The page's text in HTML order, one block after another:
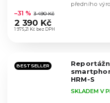
hodnocení
produktu
je
hvězdiček.
1 975,21 Kč bez DPH
–31 % 3 490 Kč
2 390 Kč
předního
BESTSELLER
HRM-S
SKLADEM V